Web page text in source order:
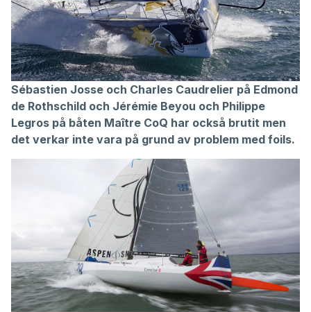
Sébastien Josse och Charles Caudrelier på Edmond
de Rothschild och Jérémie Beyou och Philippe
Legros på båten Maître CoQ har också brutit men
det verkar inte vara på grund av problem med foils.